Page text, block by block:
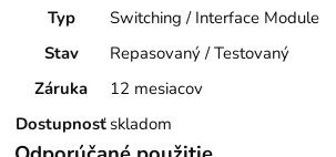
Typ
Switching / Interface Module
Stav
Repasovaný / Testovaný
Záruka
12 mesiacov
Dostupnosť skladom